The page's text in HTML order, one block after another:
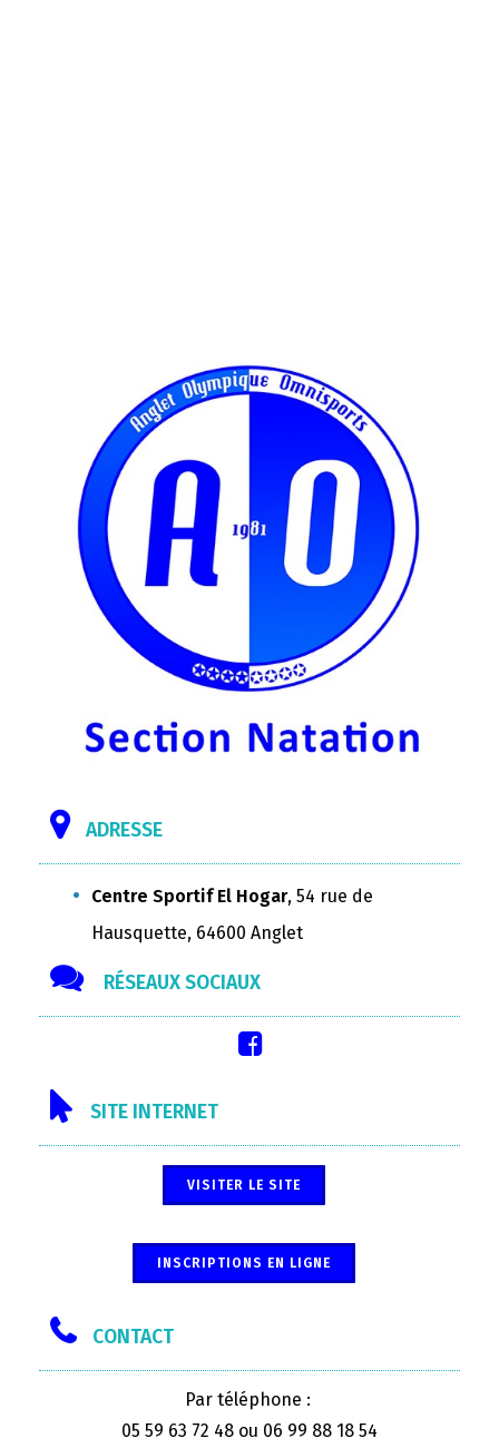
ADRESSE
Centre Sportif El Hogar, 54 rue de
Hausquette, 64600 Anglet
RÉSEAUX SOCIAUX
SITE INTERNET
VISITER LE SITE
INSCRIPTIONS EN LIGNE
CONTACT
Par téléphone :
05 59 63 72 48 ou 06 99 88 18 54